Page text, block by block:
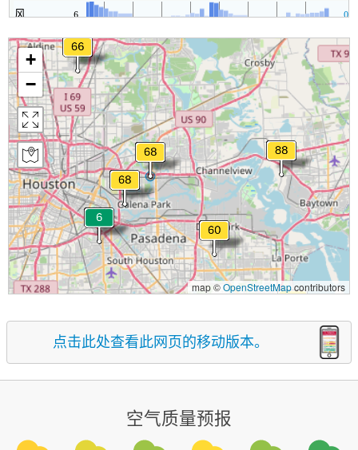
风 6 0
+
−
map ©OpenStreetMapcontributors
点击此处查看此网页的移动版本。
空气质量预报